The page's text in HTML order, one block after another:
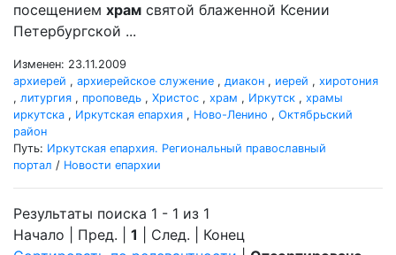
посещением храм святой блаженной Ксении
Петербургской ...
Изменен: 23.11.2009
архиерей , архиерейское служение , диакон , иерей , хиротония
, литургия , проповедь , Христос , храм , Иркутск , храмы
иркутска , Иркутская епархия , Ново-Ленино , Октябрьский
район
Путь: Иркутская епархия. Региональный православный
портал / Новости епархии
Результаты поиска 1 - 1 из 1
Начало | Пред. | 1 | След. | Конец